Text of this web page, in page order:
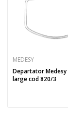
MEDESY
Departator
large cod 820/3